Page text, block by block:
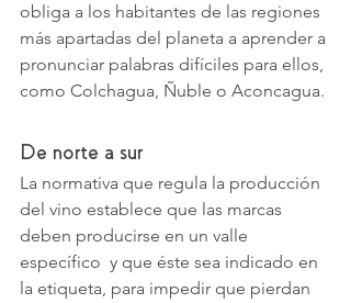
obliga a los habitantes de las regiones
más apartadas del planeta a aprender a
pronunciar palabras difíciles para ellos,
como Colchagua, Ñuble o Aconcagua.
De norte a sur
La normativa que regula la producción
del vino establece que las marcas
deben producirse en un valle
específico  y que éste sea indicado en
la etiqueta, para impedir que pierdan